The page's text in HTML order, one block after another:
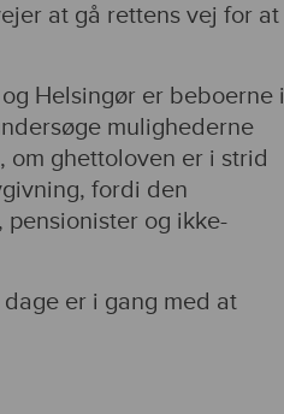
at gå rettens vej for at
Helsingør er beboerne i
mulighederne
om ghettoloven er i strid
fordi den
og ikke-
er i gang med at